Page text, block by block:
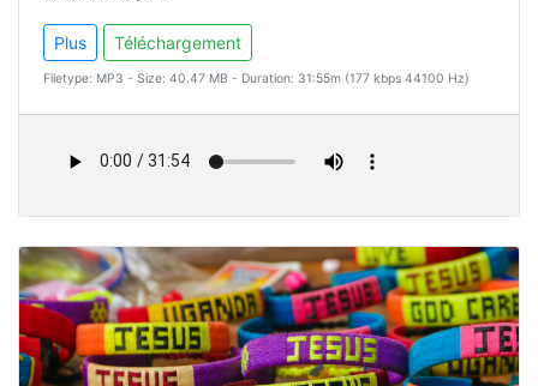
Plus Téléchargement
Filetype: MP3 - Size: 40.47 MB - Duration: 31:55m (177 kbps 44100 Hz)